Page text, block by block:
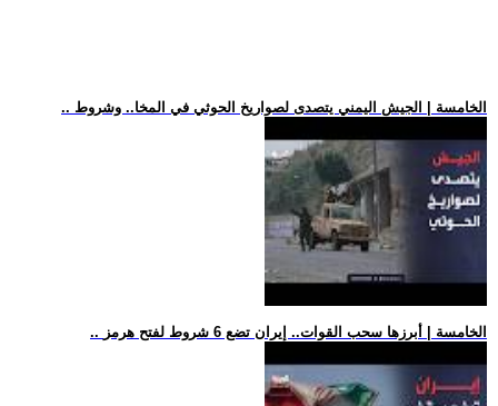
.. الخامسة | الجيش اليمني يتصدى لصواريخ الحوثي في المخا.. وشروط
.. الخامسة | أبرزها سحب القوات.. إيران تضع 6 شروط لفتح هرمز